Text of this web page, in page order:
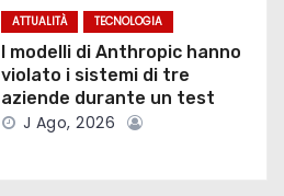
ATTUALITÀ TECNOLOGIA
I modelli di Anthropic hanno
violato i sistemi di tre
aziende durante un test
J Ago, 2026